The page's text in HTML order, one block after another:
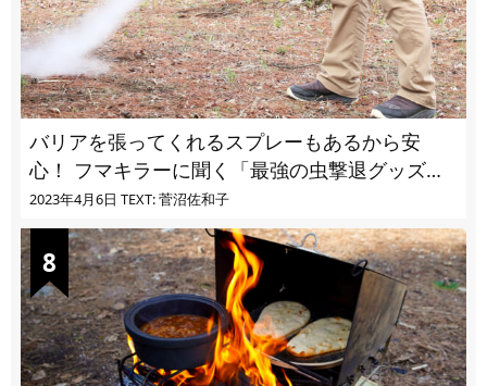
バリアを張ってくれるスプレーもあるから安
心！ フマキラーに聞く「最強の虫撃退グッズ
vol.4」【キャンプサイトで使う虫よけ】
2023年4月6日 TEXT: 菅沼佐和子